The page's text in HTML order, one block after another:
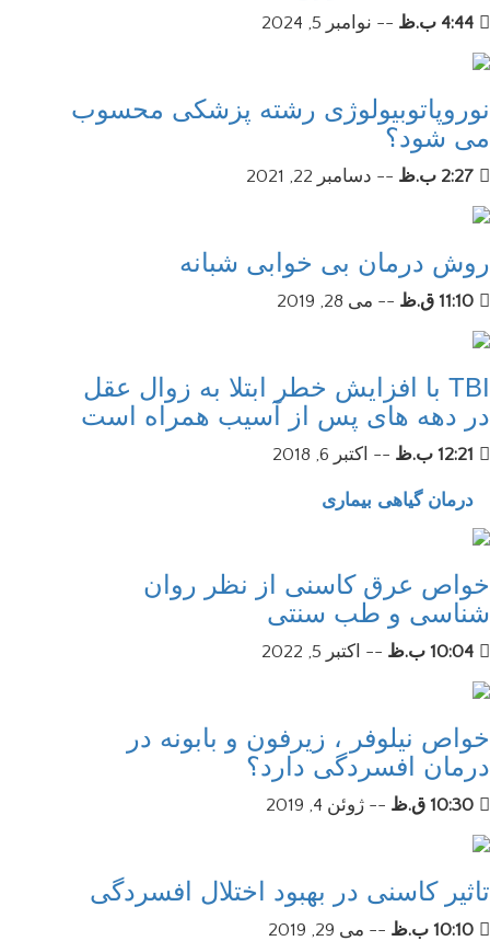
4:44 ب.ظ -- نوامبر 5, 2024
نوروپاتوبیولوژی رشته پزشکی محسوب
می شود؟
2:27 ب.ظ -- دسامبر 22, 2021
روش درمان بی خوابی شبانه
11:10 ق.ظ -- می 28, 2019
TBI با افزایش خطر ابتلا به زوال عقل
در دهه های پس از آسیب همراه است
12:21 ب.ظ -- اکتبر 6, 2018
درمان گیاهی بیماری
خواص عرق کاسنی از نظر روان
شناسی و طب سنتی
10:04 ب.ظ -- اکتبر 5, 2022
خواص نیلوفر ، زیرفون و بابونه در
درمان افسردگی دارد؟
10:30 ق.ظ -- ژوئن 4, 2019
تاثیر کاسنی در بهبود اختلال افسردگی
10:10 ب.ظ -- می 29, 2019